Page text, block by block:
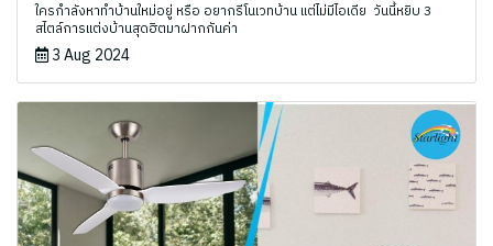
ใครกำลังหาทำบ้านใหม่อยู่ หรือ อยากรีโนเวทบ้าน แต่ไม่มีไอเดีย ‍️ วันนี้หยิบ 3
สไตล์การแต่งบ้านสุดฮิตมาฝากกันค่า
3 Aug 2024